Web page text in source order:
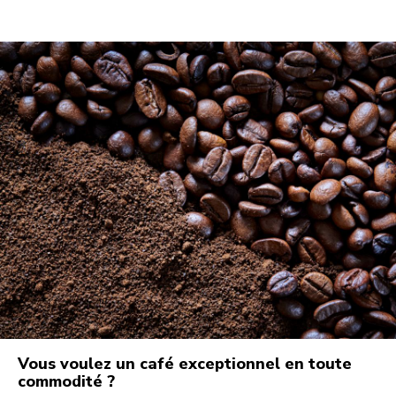
Vous voulez un café exceptionnel en toute
commodité ?